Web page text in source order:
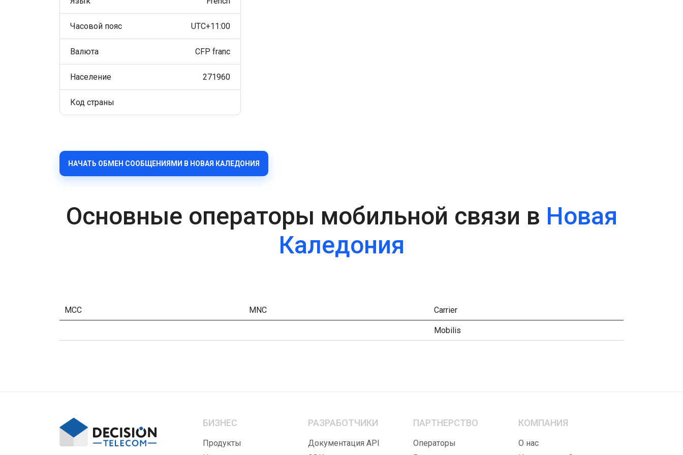
Часовой пояс UTC+11:00
Валюта CFP franc
Население 271960
Код страны
НАЧАТЬ ОБМЕН СООБЩЕНИЯМИ В НОВАЯ КАЛЕДОНИЯ
Основные операторы мобильной связи в Новая
Каледония
MCC MNC Carrier
Mobilis
БИЗНЕС
Продукты
РАЗРАБОТЧИКИ
Документация API
ПАРТНЕРСТВО
Операторы
КОМПАНИЯ
О нас